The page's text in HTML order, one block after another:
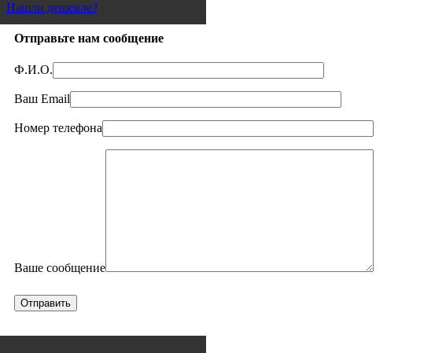
Нашли дешевле?
Отправьте нам сообщение
Ф.И.О.
Ваш Email
Номер телефона
Ваше сообщение